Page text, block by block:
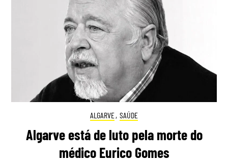
ALGARVE, SAÚDE
Algarve está de luto pela morte do
médico Eurico Gomes